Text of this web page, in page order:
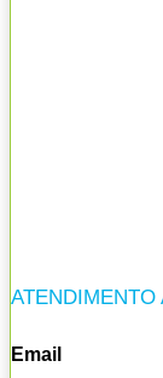
ATENDIMENTO
Email